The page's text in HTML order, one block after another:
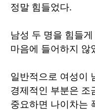
정말 힘들었다.
남성 두 명을 힘들
마음에 들어하지 않
일반적으로 여성이
경제적인 부분은 조
중요하면 나이차는